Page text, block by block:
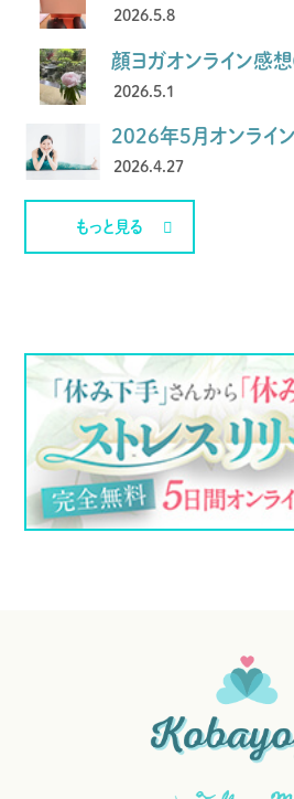
2026.5.8
顔ヨガオンライン感
2026.5.1
2026年5月オンライ
2026.4.27
もっと見る